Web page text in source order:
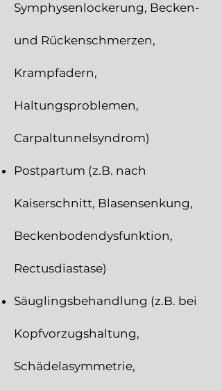
Symphysenlockerung, Becken-
und Rückenschmerzen,
Krampfadern,
Haltungsproblemen,
Carpaltunnelsyndrom)
Postpartum (z.B. nach
Kaiserschnitt, Blasensenkung,
Beckenbodendysfunktion,
Rectusdiastase)
Säuglingsbehandlung (z.B. bei
Kopfvorzugshaltung,
Schädelasymmetrie,